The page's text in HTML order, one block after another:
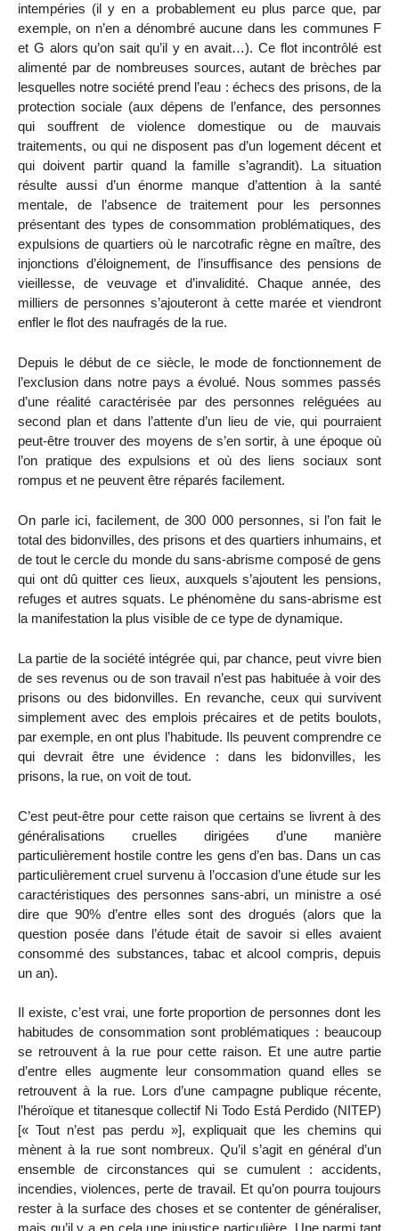
intempéries (il y en a probablement eu plus parce que, par
exemple, on n’en a dénombré aucune dans les communes F
et G alors qu’on sait qu’il y en avait…). Ce flot incontrôlé est
alimenté par de nombreuses sources, autant de brèches par
lesquelles notre société prend l’eau : échecs des prisons, de la
protection sociale (aux dépens de l’enfance, des personnes
qui souffrent de violence domestique ou de mauvais
traitements, ou qui ne disposent pas d’un logement décent et
qui doivent partir quand la famille s’agrandit). La situation
résulte aussi d’un énorme manque d’attention à la santé
mentale, de l’absence de traitement pour les personnes
présentant des types de consommation problématiques, des
expulsions de quartiers où le narcotrafic règne en maître, des
injonctions d’éloignement, de l’insuffisance des pensions de
vieillesse, de veuvage et d’invalidité. Chaque année, des
milliers de personnes s’ajouteront à cette marée et viendront
enfler le flot des naufragés de la rue.
Depuis le début de ce siècle, le mode de fonctionnement de
l’exclusion dans notre pays a évolué. Nous sommes passés
d’une réalité caractérisée par des personnes reléguées au
second plan et dans l’attente d’un lieu de vie, qui pourraient
peut-être trouver des moyens de s’en sortir, à une époque où
l’on pratique des expulsions et où des liens sociaux sont
rompus et ne peuvent être réparés facilement.
On parle ici, facilement, de 300 000 personnes, si l’on fait le
total des bidonvilles, des prisons et des quartiers inhumains, et
de tout le cercle du monde du sans-abrisme composé de gens
qui ont dû quitter ces lieux, auxquels s’ajoutent les pensions,
refuges et autres squats. Le phénomène du sans-abrisme est
la manifestation la plus visible de ce type de dynamique.
La partie de la société intégrée qui, par chance, peut vivre bien
de ses revenus ou de son travail n’est pas habituée à voir des
prisons ou des bidonvilles. En revanche, ceux qui survivent
simplement avec des emplois précaires et de petits boulots,
par exemple, en ont plus l’habitude. Ils peuvent comprendre ce
qui devrait être une évidence : dans les bidonvilles, les
prisons, la rue, on voit de tout.
C’est peut-être pour cette raison que certains se livrent à des
généralisations cruelles dirigées d’une manière
particulièrement hostile contre les gens d’en bas. Dans un cas
particulièrement cruel survenu à l’occasion d’une étude sur les
caractéristiques des personnes sans-abri, un ministre a osé
dire que 90% d’entre elles sont des drogués (alors que la
question posée dans l’étude était de savoir si elles avaient
consommé des substances, tabac et alcool compris, depuis
un an).
Il existe, c’est vrai, une forte proportion de personnes dont les
habitudes de consommation sont problématiques : beaucoup
se retrouvent à la rue pour cette raison. Et une autre partie
d’entre elles augmente leur consommation quand elles se
retrouvent à la rue. Lors d’une campagne publique récente,
l’héroïque et titanesque collectif Ni Todo Está Perdido (NITEP)
[« Tout n’est pas perdu »], expliquait que les chemins qui
mènent à la rue sont nombreux. Qu’il s’agit en général d’un
ensemble de circonstances qui se cumulent : accidents,
incendies, violences, perte de travail. Et qu’on pourra toujours
rester à la surface des choses et se contenter de généraliser,